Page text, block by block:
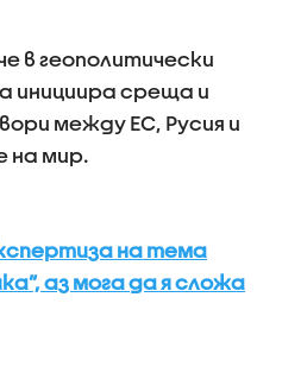
в геополитически
инициира среща и
между ЕС, Русия и
на мир.
на тема
аз мога да я сложа